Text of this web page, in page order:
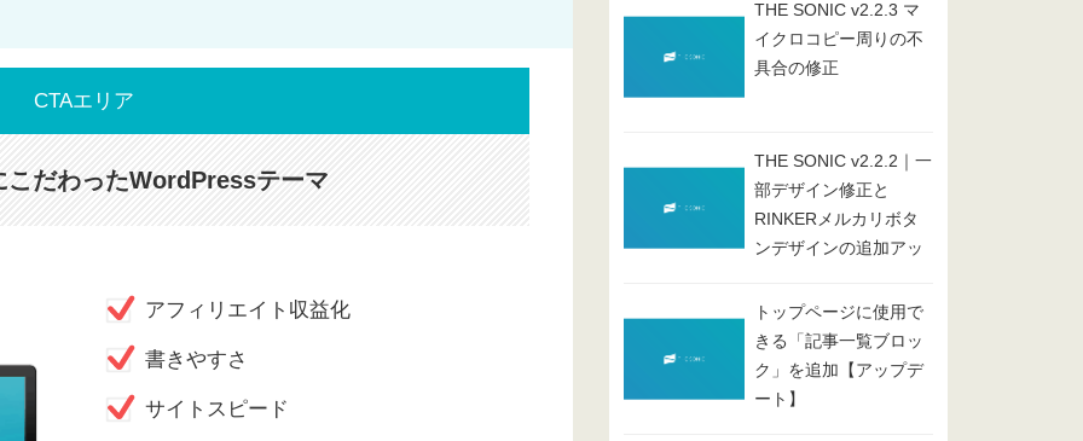
CTAエリア
こだわったWordPressテーマ
アフィリエイト収益化
書きやすさ
サイトスピード
THE SONIC v2.2.3 マ
イクロコピー周りの不
具合の修正
THE SONIC v2.2.2｜一
部デザイン修正と
RINKERメルカリボタ
ンデザインの追加アッ
トップページに使用で
きる「記事一覧ブロッ
ク」を追加【アップデ
ート】